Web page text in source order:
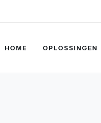
HOME OPLOSSINGEN